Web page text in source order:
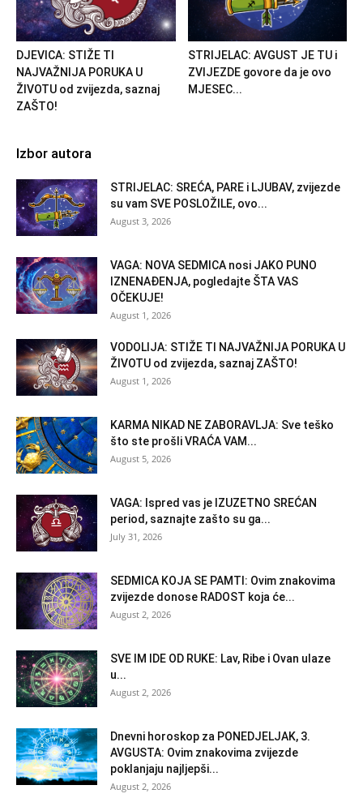
DJEVICA: STIŽE TI
NAJVAŽNIJA PORUKA U
ŽIVOTU od zvijezda, saznaj
ZAŠTO!
STRIJELAC: AVGUST JE TU i
ZVIJEZDE govore da je ovo
MJESEC...
Izbor autora
STRIJELAC: SREĆA, PARE i LJUBAV, zvijezde
su vam SVE POSLOŽILE, ovo...
August 3, 2026
VAGA: NOVA SEDMICA nosi JAKO PUNO
IZNENAĐENJA, pogledajte ŠTA VAS
OČEKUJE!
August 1, 2026
VODOLIJA: STIŽE TI NAJVAŽNIJA PORUKA U
ŽIVOTU od zvijezda, saznaj ZAŠTO!
August 1, 2026
KARMA NIKAD NE ZABORAVLJA: Sve teško
što ste prošli VRAĆA VAM...
August 5, 2026
VAGA: Ispred vas je IZUZETNO SREĆAN
period, saznajte zašto su ga...
July 31, 2026
SEDMICA KOJA SE PAMTI: Ovim znakovima
zvijezde donose RADOST koja će...
August 2, 2026
SVE IM IDE OD RUKE: Lav, Ribe i Ovan ulaze
u...
August 2, 2026
Dnevni horoskop za PONEDJELJAK, 3.
AVGUSTA: Ovim znakovima zvijezde
poklanjaju najljepši...
August 2, 2026